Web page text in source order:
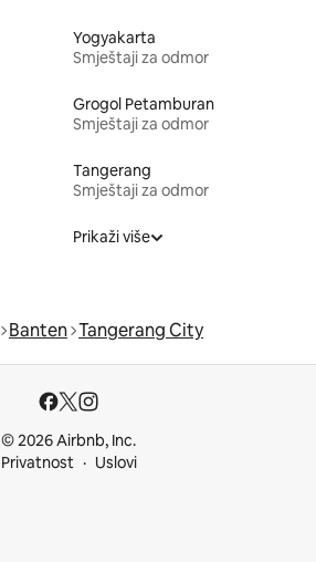
Yogyakarta
Smještaji za odmor
Grogol Petamburan
Smještaji za odmor
Tangerang
Smještaji za odmor
Prikaži više
Banten Tangerang City
© 2026 Airbnb, Inc.
Privatnost
Uslovi